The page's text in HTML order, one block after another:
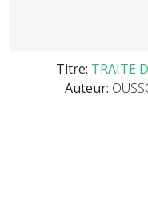
Titre: TRAITE
Auteur: